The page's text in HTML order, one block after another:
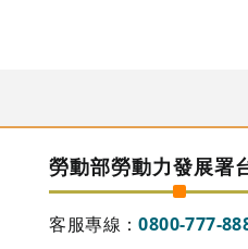
勞動部勞動力發展署
客服專線：0800-777-